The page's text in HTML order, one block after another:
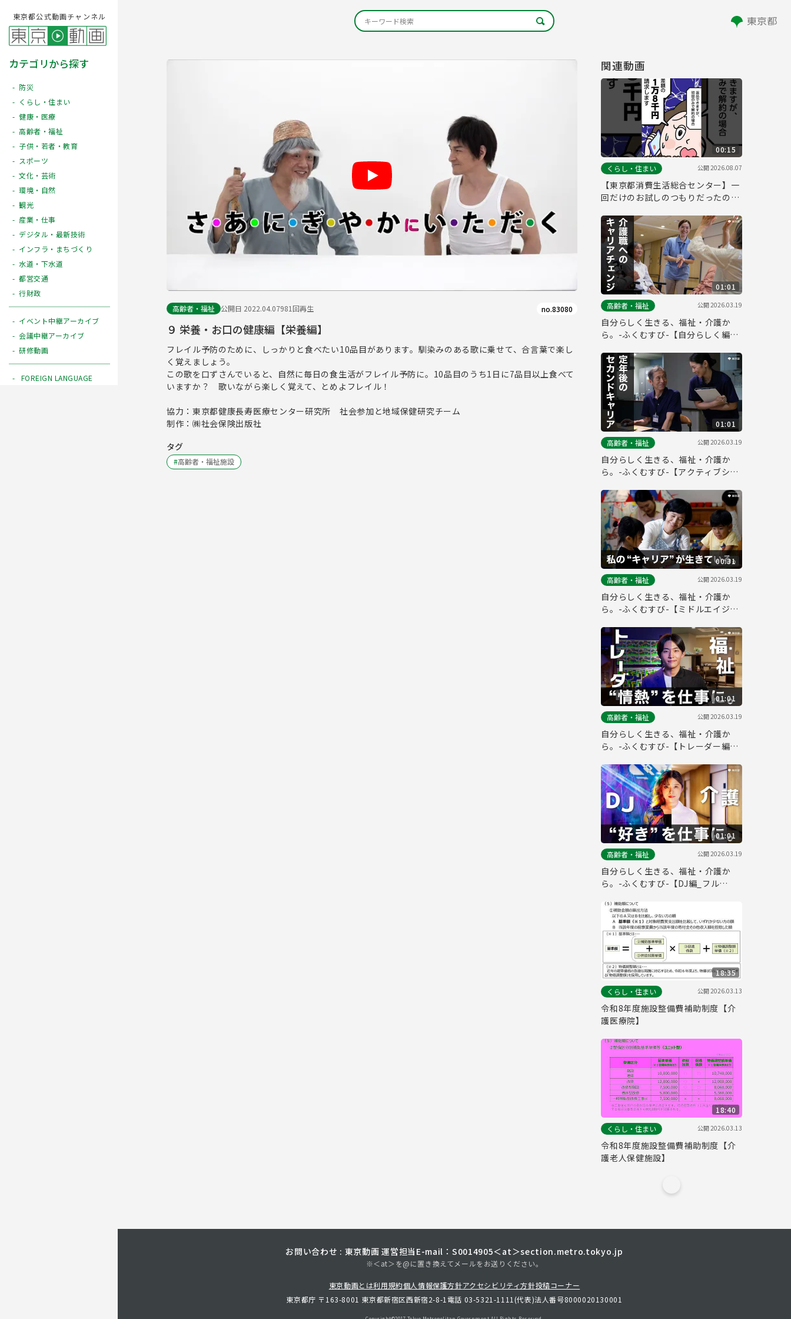
東京都公式動画チャンネル
カテゴリから探す
防災
くらし・住まい
健康・医療
高齢者・福祉
子供・若者・教育
スポーツ
文化・芸術
環境・自然
観光
産業・仕事
デジタル・最新技術
インフラ・まちづくり
水道・下水道
都営交通
行財政
イベント中継アーカイブ
会議中継アーカイブ
研修動画
FOREIGN LANGUAGE
高齢者・福祉 公開日 2022.04.07981回再生 no.83080
９ 栄養・お口の健康編【栄養編】
フレイル予防のために、しっかりと食べたい10品目があります。馴染みのある歌に乗せて、合言葉で楽し
く覚えましょう。
この歌を口ずさんでいると、自然に毎日の食生活がフレイル予防に。10品目のうち1日に7品目以上食べて
いますか？ 歌いながら楽しく覚えて、とめよフレイル！
協力：東京都健康長寿医療センター研究所 社会参加と地域保健研究チーム
制作：㈱社会保険出版社
タグ
#高齢者・福祉施設
関連動画
00:15
くらし・住まい
公開2026.08.07
【東京都消費生活総合センター】一
回だけのお試しのつもりだったの
01:01
高齢者・福祉
公開2026.03.19
自分らしく生きる、福祉・介護か
ら。-ふくむすび-【自分らしく編_
01:01
高齢者・福祉
公開2026.03.19
自分らしく生きる、福祉・介護か
ら。-ふくむすび-【アクティブシニ
00:31
高齢者・福祉
公開2026.03.19
自分らしく生きる、福祉・介護か
ら。-ふくむすび-【ミドルエイジ編
01:01
高齢者・福祉
公開2026.03.19
自分らしく生きる、福祉・介護か
ら。-ふくむすび-【トレーダー編_
01:01
高齢者・福祉
公開2026.03.19
自分らしく生きる、福祉・介護か
ら。-ふくむすび-【DJ編_フル
18:35
くらし・住まい
公開2026.03.13
令和8年度施設整備費補助制度【介
護医療院】
18:40
くらし・住まい
公開2026.03.13
令和8年度施設整備費補助制度【介
護老人保健施設】
お問い合わせ : 東京動画 運営担当 E-mail：S0014905＜at＞section.metro.tokyo.jp
※＜at＞を@に置き換えてメールをお送りください。
東京動画とは利用規約個人情報保護方針アクセシビリティ方針投稿コーナー
東京都庁 〒163-8001 東京都新宿区西新宿2-8-1 電話 03-5321-1111(代表)法人番号8000020130001